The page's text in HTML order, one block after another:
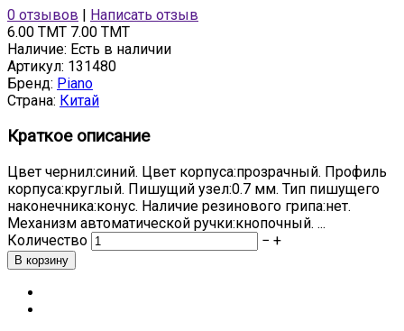
0 отзывов
Написать отзыв
6.00 TMT 7.00 TMT
Наличие: Есть в наличии
Артикул: 131480
Бренд: Piano
Страна: Китай
Краткое описание
Цвет чернил:синий. Цвет корпуса:прозрачный. Профиль
корпуса:круглый. Пишущий узел:0.7 мм. Тип пишущего
наконечника:конус. Наличие резинового грипа:нет.
Механизм автоматической ручки:кнопочный. ...
Количество
− +